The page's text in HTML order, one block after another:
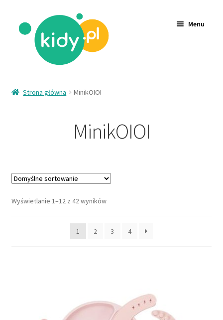
Menu
Logowanie
Rejestracja
Strona główna MinikOIOI
MinikOIOI
Wyświetlanie 1–12 z 42 wyników
1 2 3 4